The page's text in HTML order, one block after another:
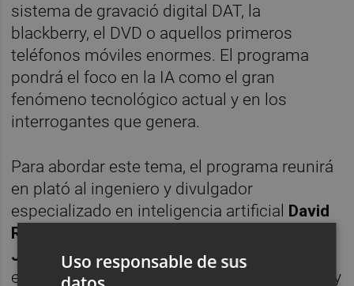
sistema de gravació digital DAT, la
blackberry, el DVD o aquellos primeros
teléfonos móviles enormes. El programa
pondrá el foco en la IA como el gran
fenómeno tecnológico actual y en los
interrogantes que genera.
Para abordar este tema, el programa reunirá
en plató al ingeniero y divulgador
especializado en inteligencia artificial David
Roldán
Josep Picó , que ayudarán a entender qué es
exactamente la IA, qué posibilidades ofrece y
Uso responsable de sus